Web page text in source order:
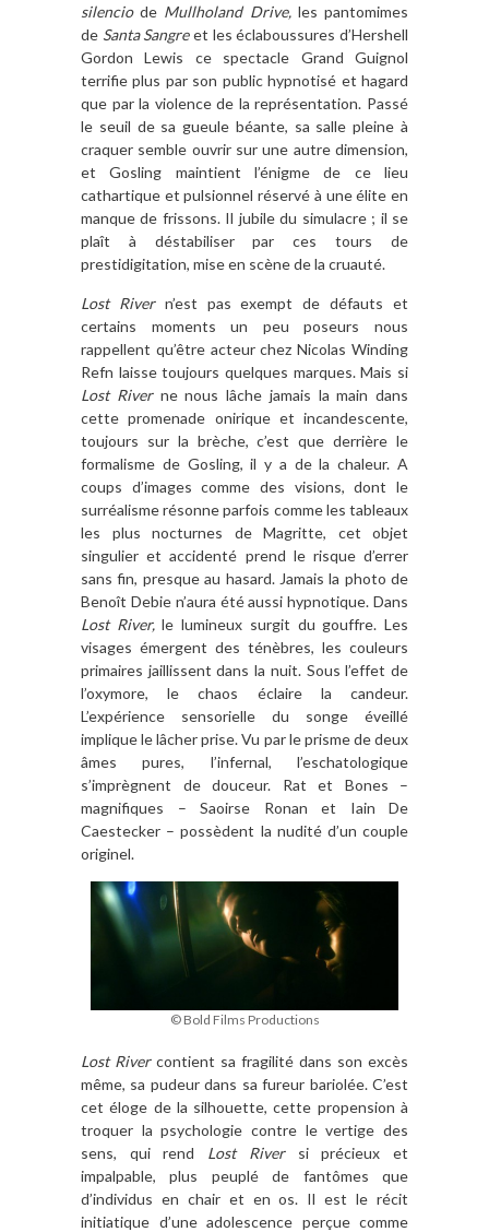
silenciode Mullholand Drive, les pantomimes
de Santa Sangreet les éclaboussures d’Hershell
Gordon Lewis ce spectacle Grand Guignol
terrifie plus par son public hypnotisé et hagard
que par la violence de la représentation. Passé
le seuil de sa gueule béante, sa salle pleine à
craquer semble ouvrir sur une autre dimension,
et Gosling maintient l’énigme de ce lieu
cathartique et pulsionnel réservé à une élite en
manque de frissons. Il jubile du simulacre ; il se
plaît à déstabiliser par ces tours de
prestidigitation, mise en scène de la cruauté.
Lost Rivern’est pas exempt de défauts et
certains moments un peu poseurs nous
rappellent qu’être acteur chez Nicolas Winding
Refn laisse toujours quelques marques. Mais si
Lost Riverne nous lâche jamais la main dans
cette promenade onirique et incandescente,
toujours sur la brèche, c’est que derrière le
formalisme de Gosling, il y a de la chaleur. A
coups d’images comme des visions, dont le
surréalisme résonne parfois comme les tableaux
les plus nocturnes de Magritte, cet objet
singulier et accidenté prend le risque d’errer
sans fin, presque au hasard. Jamais la photo de
Benoît Debie n’aura été aussi hypnotique. Dans
Lost River,le lumineux surgit du gouffre. Les
visages émergent des ténèbres, les couleurs
primaires jaillissent dans la nuit. Sous l’effet de
l’oxymore, le chaos éclaire la candeur.
L’expérience sensorielle du songe éveillé
implique le lâcher prise. Vu par le prisme de deux
âmes pures, l’infernal, l’eschatologique
s’imprègnent de douceur. Rat et Bones –
magnifiques – Saoirse Ronan et Iain De
Caestecker – possèdent la nudité d’un couple
originel.
© Bold Films Productions
Lost Rivercontient sa fragilité dans son excès
même, sa pudeur dans sa fureur bariolée. C’est
cet éloge de la silhouette, cette propension à
troquer la psychologie contre le vertige des
sens, qui rend Lost Riversi précieux et
impalpable, plus peuplé de fantômes que
d’individus en chair et en os. Il est le récit
initiatique d’une adolescence perçue comme